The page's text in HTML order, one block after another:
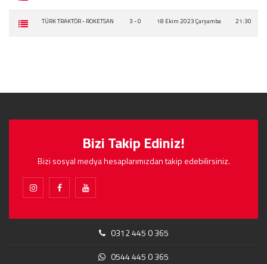
TÜRK TRAKTÖR - ROKETSAN 3 - 0 18 Ekim 2023 Çarşamba 21:30
Bizi Takip Ediniz!
Bizi sosyal medya hesaplarımızdan takip edebilirsiniz.
0312 445 0 365
0544 445 0 365